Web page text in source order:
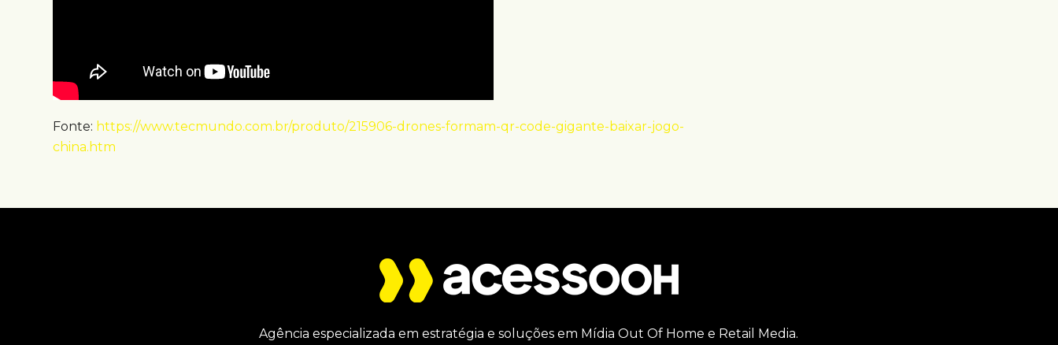
Fonte: https://www.tecmundo.com.br/produto/215906-drones-formam-qr-code-gigante-baixar-jogo-
china.htm
Agência especializada em estratégia e soluções em Mídia Out Of Home e Retail Media.